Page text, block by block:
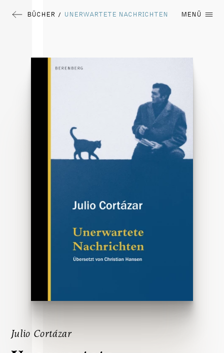
BÜCHER / UNERWARTETE NACHRICHTEN MENÜ
Julio Cortázar